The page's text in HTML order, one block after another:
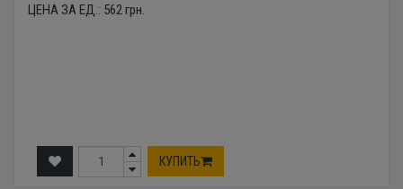
ЦЕНА ЗА ЕД.: 562грн.
КУПИТЬ